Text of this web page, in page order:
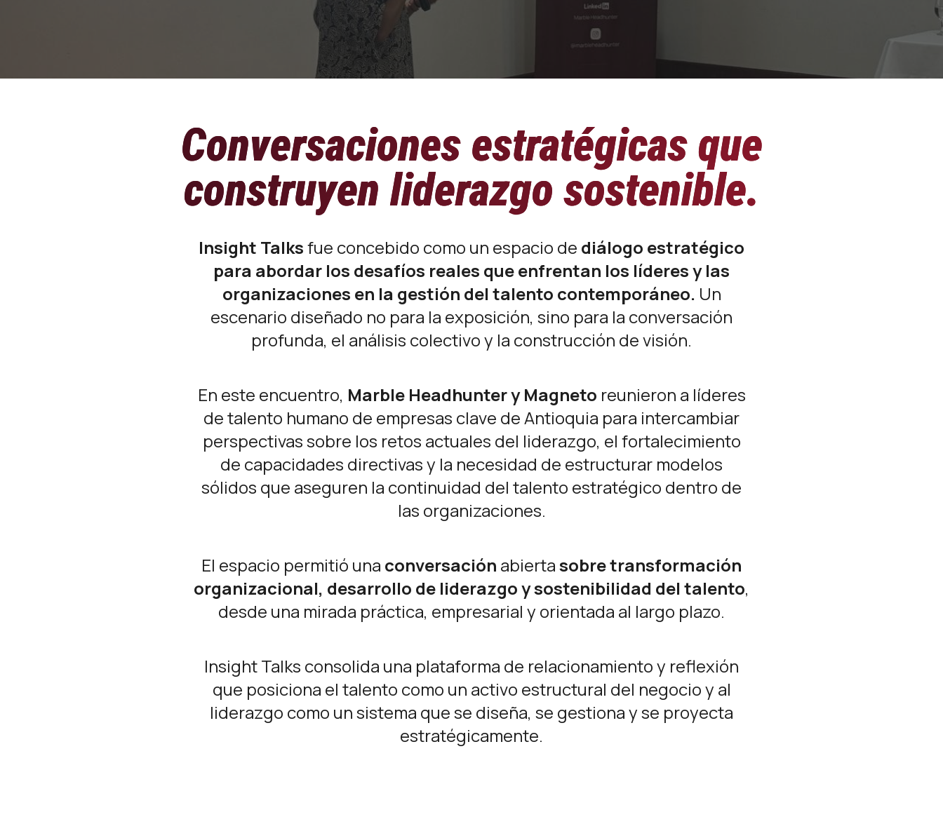
Conversaciones estratégicas que
construyen liderazgo sostenible.
Insight Talksfue concebido como un espacio de diálogo estratégico
para abordar los desafíos reales que enfrentan los líderes y las
organizaciones en la gestión del talento contemporáneo. Un
escenario diseñado no para la exposición, sino para la conversación
profunda, el análisis colectivo y la construcción de visión.
En este encuentro, Marble Headhunter y Magneto reunieron a líderes
de talento humano de empresas clave de Antioquia para intercambiar
perspectivas sobre los retos actuales del liderazgo, el fortalecimiento
de capacidades directivas y la necesidad de estructurar modelos
sólidos que aseguren la continuidad del talento estratégico dentro de
las organizaciones.
El espacio permitió una conversación abiertasobre transformación
organizacional, desarrollo de liderazgo y sostenibilidad del talento,
desde una mirada práctica, empresarial y orientada al largo plazo.
Insight Talks consolida una plataforma de relacionamiento y reflexión
que posiciona el talento como un activo estructural del negocio y al
liderazgo como un sistema que se diseña, se gestiona y se proyecta
estratégicamente.